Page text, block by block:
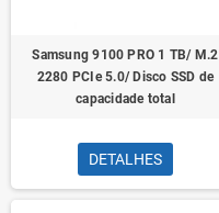
Samsung 9100 PRO 1 TB/ M.2
2280 PCIe 5.0/ Disco SSD de
capacidade total
DETALHES